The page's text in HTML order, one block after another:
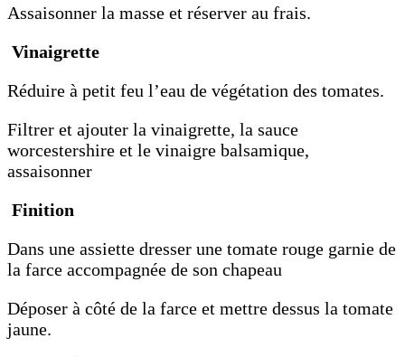
Assaisonner la masse et réserver au frais.
Vinaigrette
Réduire à petit feu l’eau de végétation des tomates.
Filtrer et ajouter la vinaigrette, la sauce
worcestershire et le vinaigre balsamique,
assaisonner
Finition
Dans une assiette dresser une tomate rouge garnie de
la farce accompagnée de son chapeau
Déposer à côté de la farce et mettre dessus la tomate
jaune.